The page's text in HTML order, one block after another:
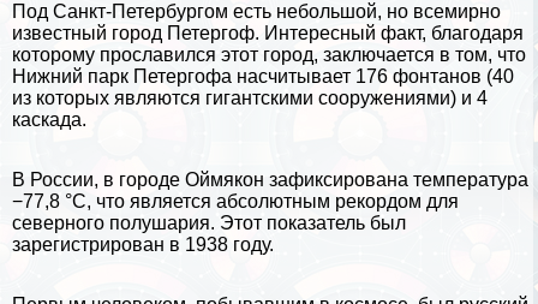
Под Санкт-Петербургом есть небольшой, но всемирно
известный город Петергоф. Интересный факт, благодаря
которому прославился этот город, заключается в том, что
Нижний парк Петергофа насчитывает 176 фонтанов (40
из которых являются гигантскими сооружениями) и 4
каскада.
В России, в городе Оймякон зафиксирована температура
−77,8 °C, что является абсолютным рекордом для
северного полушария. Этот показатель был
зарегистрирован в 1938 году.